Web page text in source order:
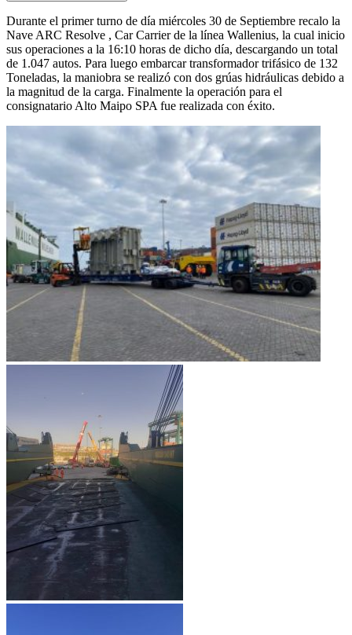
Durante el primer turno de día miércoles 30 de Septiembre recalo la
Nave ARC Resolve , Car Carrier de la línea Wallenius, la cual inicio
sus operaciones a la 16:10 horas de dicho día, descargando un total
de 1.047 autos. Para luego embarcar transformador trifásico de 132
Toneladas, la maniobra se realizó con dos grúas hidráulicas debido a
la magnitud de la carga. Finalmente la operación para el
consignatario Alto Maipo SPA fue realizada con éxito.